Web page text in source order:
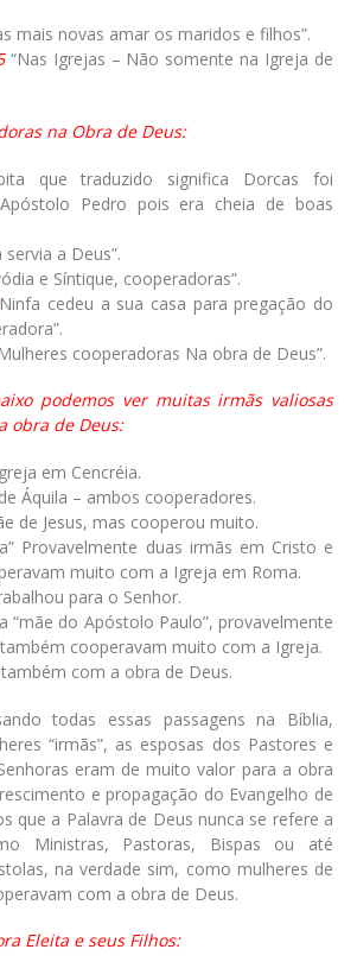
mais novas amar os maridos e filhos”.
“Nas Igrejas – Não somente na Igreja de
na Obra de Deus:
que traduzido significa Dorcas foi
Pedro pois era cheia de boas
servia a Deus”.
e Síntique, cooperadoras”.
cedeu a sua casa para pregação do
cooperadoras Na obra de Deus”.
podemos ver muitas irmãs valiosas
obra de Deus:
em Cencréia.
Áquila – ambos cooperadores.
de Jesus, mas cooperou muito.
Provavelmente duas irmãs em Cristo e
muito com a Igreja em Roma.
para o Senhor.
“mãe do Apóstolo Paulo”, provavelmente
cooperavam muito com a Igreja.
também com a obra de Deus.
todas essas passagens na Bíblia,
“irmãs”, as esposas dos Pastores e
eram de muito valor para a obra
e propagação do Evangelho de
que a Palavra de Deus nunca se refere a
Ministras, Pastoras, Bispas ou até
na verdade sim, como mulheres de
com a obra de Deus.
Eleita e seus Filhos: